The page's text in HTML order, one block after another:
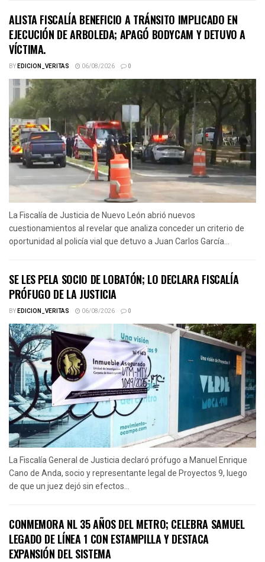
ALISTA FISCALÍA BENEFICIO A TRÁNSITO IMPLICADO EN
EJECUCIÓN DE ARBOLEDA; APAGÓ BODYCAM Y DETUVO A
VÍCTIMA.
BYEDICION_VERITAS 06/08/2026 0
La Fiscalía de Justicia de Nuevo León abrió nuevos
cuestionamientos al revelar que analiza conceder un criterio de
oportunidad al policía vial que detuvo a Juan Carlos García...
SE LES PELA SOCIO DE LOBATÓN; LO DECLARA FISCALÍA
PRÓFUGO DE LA JUSTICIA
BYEDICION_VERITAS 06/08/2026 0
La Fiscalía General de Justicia declaró prófugo a Manuel Enrique
Cano de Anda, socio y representante legal de Proyectos 9, luego
de que un juez dejó sin efectos...
CONMEMORA NL 35 AÑOS DEL METRO; CELEBRA SAMUEL
LEGADO DE LÍNEA 1 CON ESTAMPILLA Y DESTACA
EXPANSIÓN DEL SISTEMA